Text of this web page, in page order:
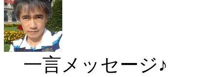
一言メッセージ♪